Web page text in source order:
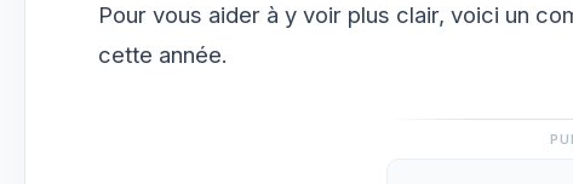
Pour vous aider à y voir plus clair, voici un
cette année.